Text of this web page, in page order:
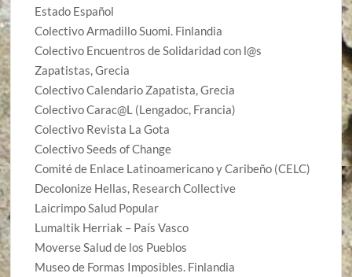
Estado Español
Colectivo Armadillo Suomi. Finlandia
Colectivo Encuentros de Solidaridad con l@s
Zapatistas, Grecia
Colectivo Calendario Zapatista, Grecia
Colectivo Carac@L (Lengadoc, Francia)
Colectivo Revista La Gota
Colectivo Seeds of Change
Comité de Enlace Latinoamericano y Caribeño (CELC)
Decolonize Hellas, Research Collective
Laicrimpo Salud Popular
Lumaltik Herriak – País Vasco
Moverse Salud de los Pueblos
Museo de Formas Imposibles. Finlandia